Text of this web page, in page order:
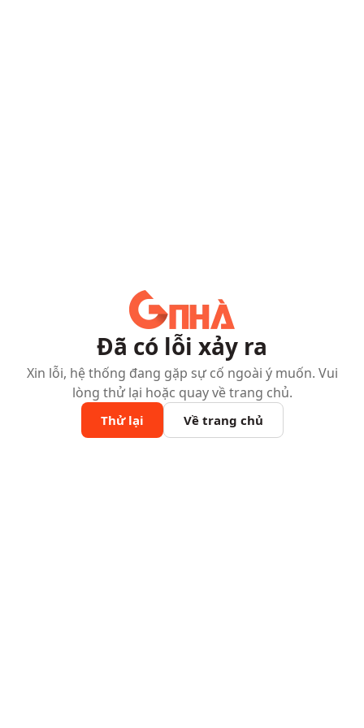
Đã có lỗi xảy ra
Xin lỗi, hệ thống đang gặp sự cố ngoài ý muốn. Vui
lòng thử lại hoặc quay về trang chủ.
Thử lại Về trang chủ